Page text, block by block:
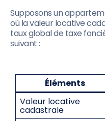
Supposons un
où la valeur locative
taux global de taxe
suivant :
Éléments
Valeur locative
cadastrale